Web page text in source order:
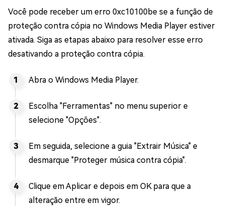
Você pode receber um erro 0xc10100be se a função de
proteção contra cópia no Windows Media Player estiver
ativada. Siga as etapas abaixo para resolver esse erro
desativando a proteção contra cópia.
Abra o Windows Media Player.
Escolha "Ferramentas" no menu superior e
selecione "Opções".
Em seguida, selecione a guia "Extrair Música" e
desmarque "Proteger música contra cópia".
Clique em Aplicar e depois em OK para que a
alteração entre em vigor.